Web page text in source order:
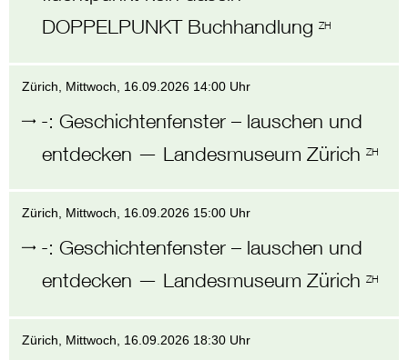
DOPPELPUNKT Buchhandlung ZH
Zürich , Mittwoch, 16.09.2026 14:00 Uhr
-:Geschichtenfenster – lauschen und
entdecken — Landesmuseum Zürich ZH
Zürich, Mittwoch, 16.09.2026 15:00 Uhr
-:Geschichtenfenster – lauschen und
entdecken — Landesmuseum Zürich ZH
Zürich , Mittwoch, 16.09.2026 18:30 Uhr